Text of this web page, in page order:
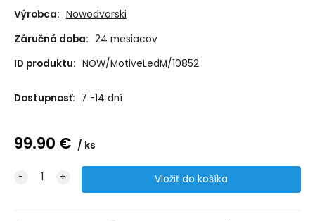
Výrobca: Nowodvorski
Záručná doba: 24 mesiacov
ID produktu: NOW/MotiveLedM/10852
Dostupnosť: 7 -14 dní
99.90 € ks